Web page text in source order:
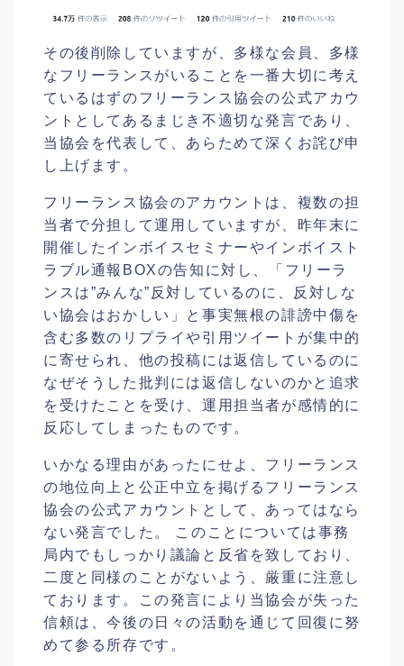
その後削除していますが、多様な会員、多様
なフリーランスがいることを一番大切に考え
ているはずのフリーランス協会の公式アカウ
ントとしてあるまじき不適切な発言であり、
当協会を代表して、あらためて深くお詫び申
し上げます。
フリーランス協会のアカウントは、複数の担
当者で分担して運用していますが、昨年末に
開催したインボイスセミナーやインボイスト
ラブル通報BOXの告知に対し、「フリーラ
ンスは”みんな”反対しているのに、反対しな
い協会はおかしい」と事実無根の誹謗中傷を
含む多数のリプライや引用ツイートが集中的
に寄せられ、他の投稿には返信しているのに
なぜそうした批判には返信しないのかと追求
を受けたことを受け、運用担当者が感情的に
反応してしまったものです。
いかなる理由があったにせよ、フリーランス
の地位向上と公正中立を掲げるフリーランス
協会の公式アカウントとして、あってはなら
ない発言でした。 このことについては事務
局内でもしっかり議論と反省を致しており、
二度と同様のことがないよう、厳重に注意し
ております。この発言により当協会が失った
信頼は、今後の日々の活動を通じて回復に努
めて参る所存です。